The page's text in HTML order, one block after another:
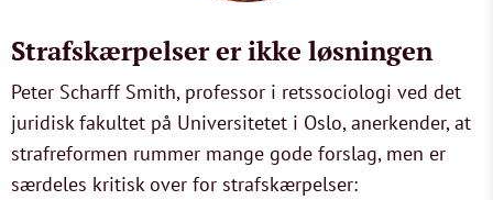
Strafskærpelser er ikke løsningen
Peter Scharff Smith, professor i retssociologi ved det
juridisk fakultet på Universitetet i Oslo, anerkender, at
strafreformen rummer mange gode forslag, men er
særdeles kritisk over for strafskærpelser: